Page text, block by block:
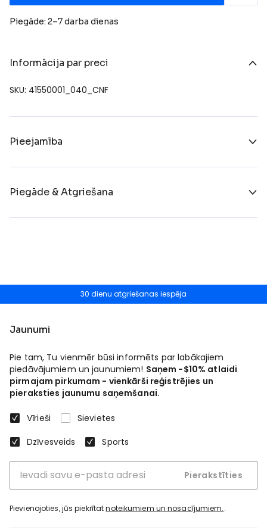
Piegāde: 2–7 darba dienas
Informācija par preci
SKU: 41550001_040_CNF
Pieejamība
Piegāde & Atgriešana
30 dienu atgriešanas iespēja
Jaunumi
Pie tam, Tu vienmēr būsi informēts par labākajiem
piedāvājumiem un jaunumiem! Saņem -$10% atlaidi
pirmajam pirkumam - vienkārši reģistrējies un
pieraksties jaunumu saņemšanai.
Vīrieši
Sievietes
Dzīvesveids
Sports
Pierakstīties
Pievienojoties, jūs piekrītatnoteikumiem un nosacījumiem..